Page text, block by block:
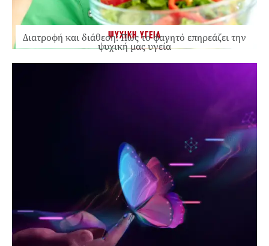
ΨΥΧΙΚΗ ΥΓΕΙΑ
Διατροφή και διάθεση: Πώς το φαγητό επηρεάζει την
ψυχική μας υγεία